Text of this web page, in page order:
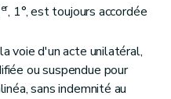
er, 1°, est toujours accordée
voie d'un acte unilatéral,
ou suspendue pour
sans indemnité au